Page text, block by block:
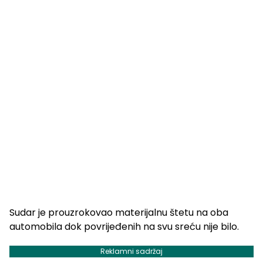
Sudar je prouzrokovao materijalnu štetu na oba
automobila dok povrijeđenih na svu sreću nije bilo.
Reklamni sadržaj